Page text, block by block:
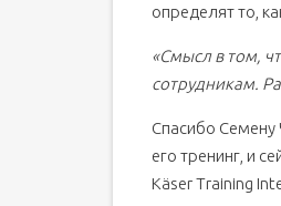
определят то,
«Смысл в том,
сотрудникам.
Спасибо Семену
его тренинг, и
Käser Training